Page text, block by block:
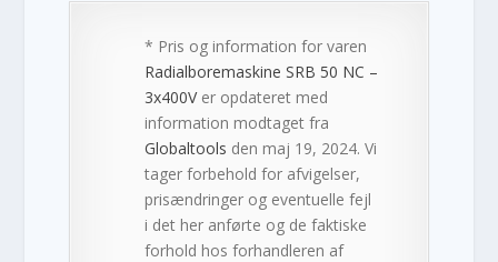
* Pris og information for varen
Radialboremaskine SRB 50 NC –
3x400Ver opdateret med
information modtaget fra
Globaltools den maj 19, 2024. Vi
tager forbehold for afvigelser,
prisændringer og eventuelle fejl
i det her anførte og de faktiske
forhold hos forhandleren af